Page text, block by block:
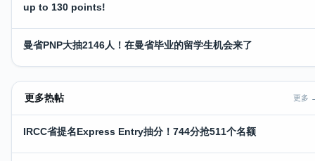
up to 130 points!
曼省PNP大抽2146人！在曼省毕业的留学生机会来了
更多热帖 更多
IRCC省提名Express Entry抽分！744分抢511个名额